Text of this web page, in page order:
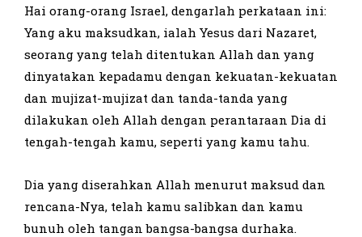
Hai orang-orang Israel, dengarlah perkataan ini:
Yang aku maksudkan, ialah Yesus dari Nazaret,
seorang yang telah ditentukan Allah dan yang
dinyatakan kepadamu dengan kekuatan-kekuatan
dan mujizat-mujizat dan tanda-tanda yang
dilakukan oleh Allah dengan perantaraan Dia di
tengah-tengah kamu, seperti yang kamu tahu.
Dia yang diserahkan Allah menurut maksud dan
rencana-Nya, telah kamu salibkan dan kamu
bunuh oleh tangan bangsa-bangsa durhaka.